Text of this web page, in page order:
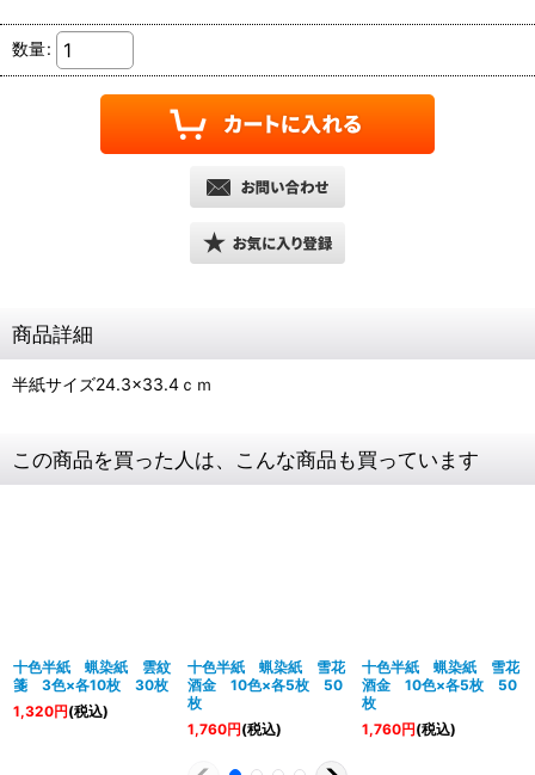
数量:
商品詳細
半紙サイズ24.3×33.4ｃｍ
この商品を買った人は、こんな商品も買っています
十色半紙 蝋染紙 雲紋
箋 3色×各10枚 30枚
1,320円(税込)
十色半紙 蝋染紙 雪花
酒金 10色×各5枚 50
枚
1,760円(税込)
十色半紙 蝋染紙 雪花
酒金 10色×各5枚 50
枚
1,760円(税込)